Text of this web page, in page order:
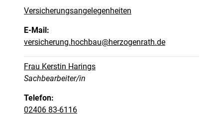
Versicherungsangelegenheiten
E-Mail:
versicherung.hochbau@herzogenrath.de
Frau Kerstin Harings
Position:
Sachbearbeiter/in
Telefon:
02406 83-6116